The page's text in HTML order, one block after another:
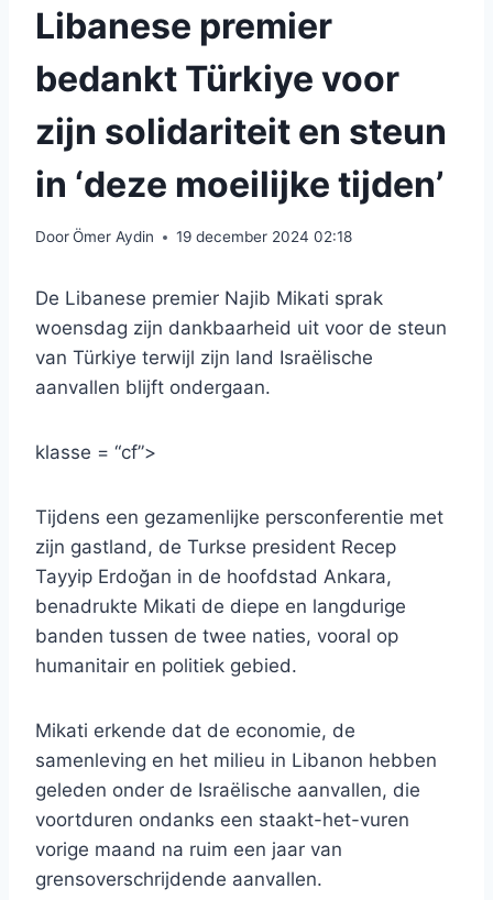
Libanese premier
bedankt Türkiye voor
zijn solidariteit en steun
in ‘deze moeilijke tijden’
DoorÖmer Aydin 19 december 2024 02:18
De Libanese premier Najib Mikati sprak
woensdag zijn dankbaarheid uit voor de steun
van Türkiye terwijl zijn land Israëlische
aanvallen blijft ondergaan.
klasse = “cf”>
Tijdens een gezamenlijke persconferentie met
zijn gastland, de Turkse president Recep
Tayyip Erdoğan in de hoofdstad Ankara,
benadrukte Mikati de diepe en langdurige
banden tussen de twee naties, vooral op
humanitair en politiek gebied.
Mikati erkende dat de economie, de
samenleving en het milieu in Libanon hebben
geleden onder de Israëlische aanvallen, die
voortduren ondanks een staakt-het-vuren
vorige maand na ruim een ​​jaar van
grensoverschrijdende aanvallen.